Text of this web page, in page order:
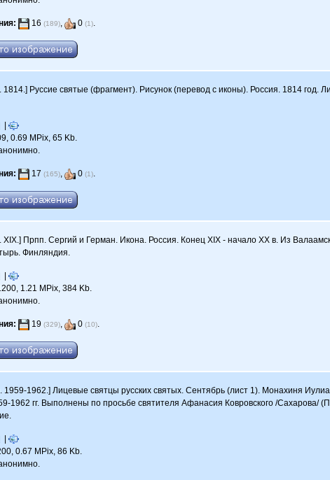
16(189), 0(1).
1814.] Руссие святые (фрагмент). Рисунок (перевод с иконы). Россия. 1814 год.
|
0.69 MPix, 65 Kb.
17(165), 0(1).
XIX.] Прпп. Сергий и Герман. Икона. Россия. Конец XIX - начало XX в. Из
Финляндия.
|
1.21 MPix, 384 Kb.
19(329), 0(10).
1959-1962.] Лицевые святцы русских святых. Сентябрь (лист 1). Монахиня
1962 гг. Выполнены по просьбе святителя Афанасия Ковровского /Сахарова/
|
0.67 MPix, 86 Kb.